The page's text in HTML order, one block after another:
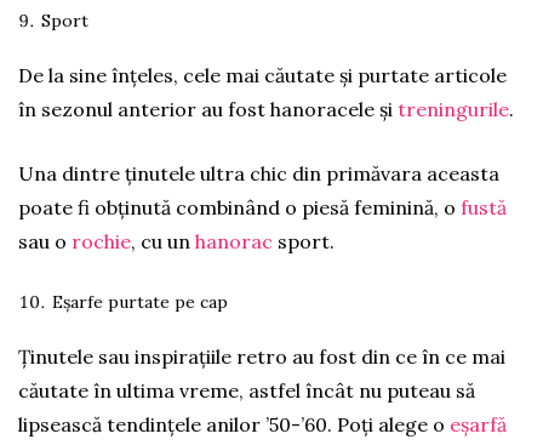
Sport
De la sine înțeles, cele mai căutate și purtate articole
în sezonul anterior au fost hanoracele și treningurile.
Una dintre ținutele ultra chic din primăvara aceasta
poate fi obținută combinând o piesă feminină, o fustă
sau o rochie, cu un hanorac sport.
Eșarfe purtate pe cap
Ținutele sau inspirațiile retro au fost din ce în ce mai
căutate în ultima vreme, astfel încât nu puteau să
lipsească tendințele anilor ’50-’60. Poți alege o eșarfă